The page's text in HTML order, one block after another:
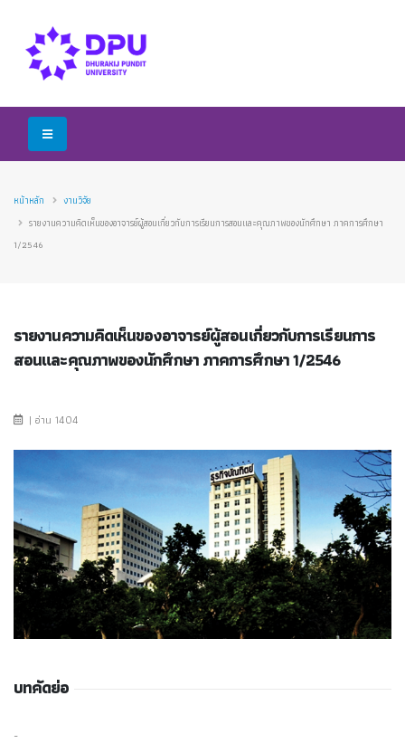
หน้าหลัก
งานวิจัย
รายงานความคิดเห็นของอาจารย์ผู้สอนเกี่ยวกับการเรียนการสอนและคุณภาพของนักศึกษา ภาคการศึกษา
1/2546
รายงานความคิดเห็นของอาจารย์ผู้สอนเกี่ยวกับการเรียนการ
สอนและคุณภาพของนักศึกษา ภาคการศึกษา 1/2546
| อ่าน 1404
บทคัดย่อ
-